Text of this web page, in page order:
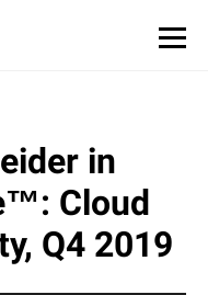
in
Cloud
Q4 2019